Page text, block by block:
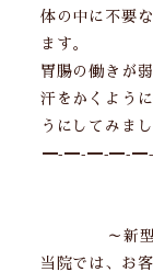
体の中に不要
ます。
胃腸の働きが
汗をかくよう
うにしてみまし
━-━-━-━-
～新
当院では、お